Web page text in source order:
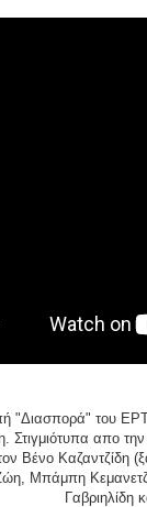
"Διασπορά" του
Στιγμιότυπα απο
Βένο Καζαντζίδη
Μπάμπη
Γαβριηλίδη